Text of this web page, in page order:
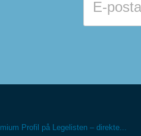
Profil på Legelisten – direkte...